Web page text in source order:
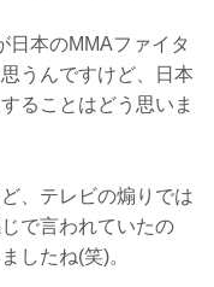
本のMMAファイタ
うんですけど、日本
ることはどう思いま
、テレビの煽りでは
で言われていたの
したね(笑)。